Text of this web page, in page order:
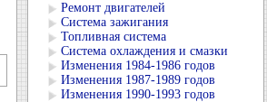
Ремонт двигателей
Система зажигания
Топливная система
Система охлаждения и смазки
Изменения 1984-1986 годов
Изменения 1987-1989 годов
Изменения 1990-1993 годов